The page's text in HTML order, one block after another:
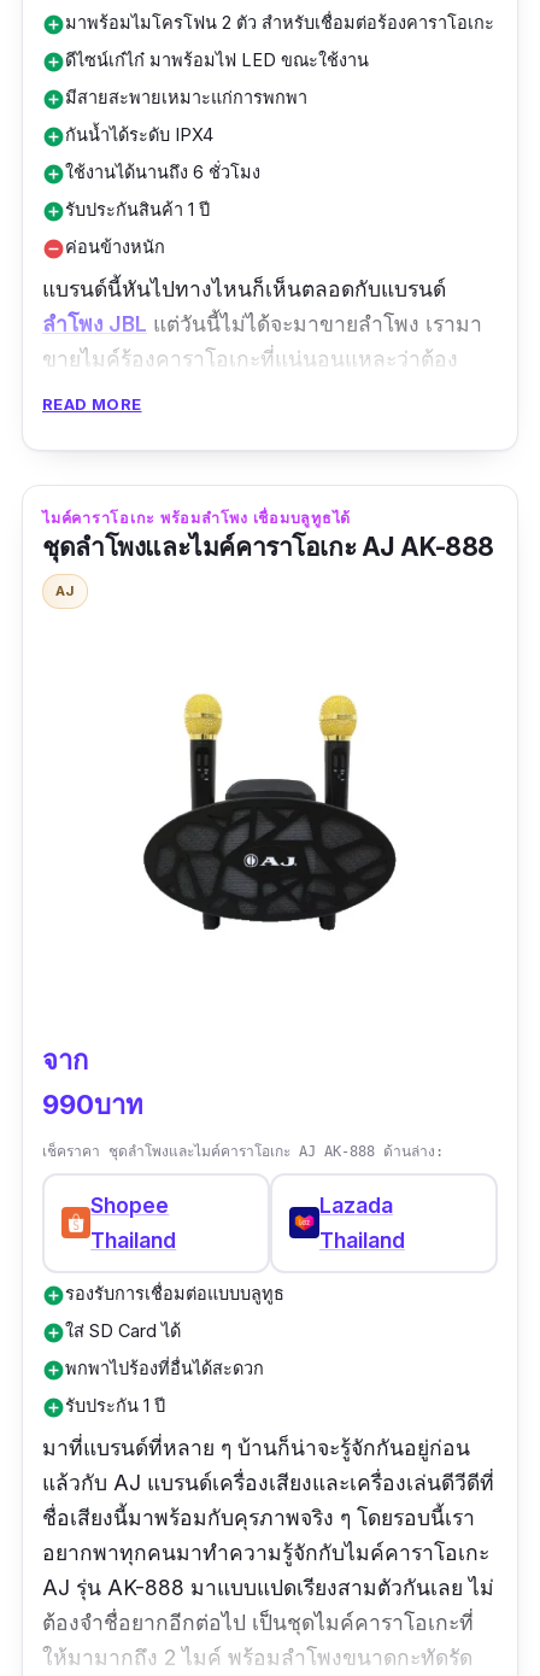
add_circleมาพร้อมไมโครโฟน 2 ตัว สำหรับเชื่อมต่อร้องคาราโอเกะ
add_circleดีไซน์เก๋ไก๋ มาพร้อมไฟ LED ขณะใช้งาน
add_circleมีสายสะพายเหมาะแก่การพกพา
add_circleกันน้ำได้ระดับ IPX4
add_circleใช้งานได้นานถึง 6 ชั่วโมง
add_circleรับประกันสินค้า 1 ปี
remove_circleค่อนข้างหนัก
แบรนด์นี้หันไปทางไหนก็เห็นตลอดกับแบรนด์
ลำโพง JBL แต่วันนี้ไม่ได้จะมาขายลำโพง เรามา
ขายไมค์ร้องคาราโอเกะที่แน่นอนแหละว่าต้อง
เสียงดีแน่นอน เพราะเขาคือ JBL เรื่องเสียงไมค์
ไร้สาย ให้มามากถึง 2 ชิ้น ถือร้องแบบไมค์ลอยก็
สะดวกขึ้นมาก มีไฟเอฟเฟคให้ จะขนไปตั้งที่ไหน
หรือร้องคาราโอเกะที่ใด ก็ยกแล้วไปได้เลย ที่
ดีงามมมม ถูกใจลำโพงมากกกก ได้มาตอนลด
ราคา เสียงดี วัสดุดี เลิฟๆ
READ MORE
ไมค์คาราโอเกะ พร้อมลำโพง เชื่อมบลูทูธได้
ชุดลำโพงและไมค์คาราโอเกะ AJ AK-888
AJ
จาก
990บาท
เช็คราคา ชุดลำโพงและไมค์คาราโอเกะ AJ AK-888 ด้านล่าง:
Shopee
Thailand
Lazada
Thailand
add_circleรองรับการเชื่อมต่อแบบบลูทูธ
add_circleใส่ SD Card ได้
add_circleพกพาไปร้องที่อื่นได้สะดวก
add_circleรับประกัน 1 ปี
มาที่แบรนด์ที่หลาย ๆ บ้านก็น่าจะรู้จักกันอยู่ก่อน
แล้วกับ AJ แบรนด์เครื่องเสียงและเครื่องเล่นดีวีดีที่
ชื่อเสียงนี้มาพร้อมกับคุรภาพจริง ๆ โดยรอบนี้เรา
อยากพาทุกคนมาทำความรู้จักกับไมค์คาราโอเกะ
AJ รุ่น AK-888 มาแบบแปดเรียงสามตัวกันเลย ไม่
ต้องจำชื่อยากอีกต่อไป เป็นชุดไมค์คาราโอเกะที่
ให้มามากถึง 2 ไมค์ พร้อมลำโพงขนาดกะทัดรัด